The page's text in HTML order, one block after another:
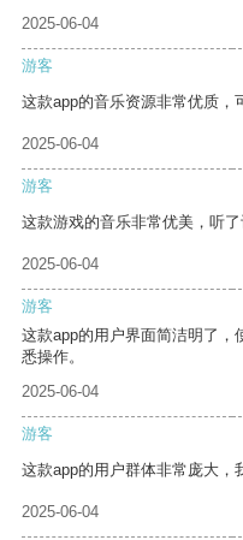
2025-06-04
游客
这款app的音乐资源非常优质，
2025-06-04
游客
这款游戏的音乐非常优美，听了
2025-06-04
游客
这款app的用户界面简洁明了，
悉操作。
2025-06-04
游客
这款app的用户群体非常庞大，
2025-06-04